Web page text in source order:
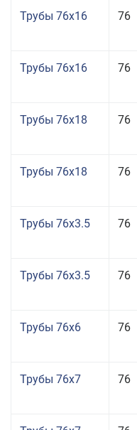
Трубы 76x16 76
Трубы 76x16 76
Трубы 76x18 76
Трубы 76x18 76
Трубы 76x3.5 76
Трубы 76x3.5 76
Трубы 76x6 76
Трубы 76x7 76